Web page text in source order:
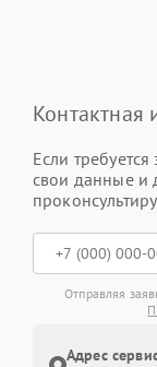
Если требуется
свои данные и
Отправляя
Адрес